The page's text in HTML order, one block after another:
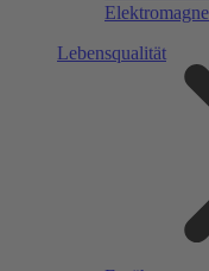
Lebensqualität